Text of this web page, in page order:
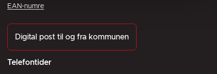
EAN-numre
Digital post til og fra kommunen
Telefontider